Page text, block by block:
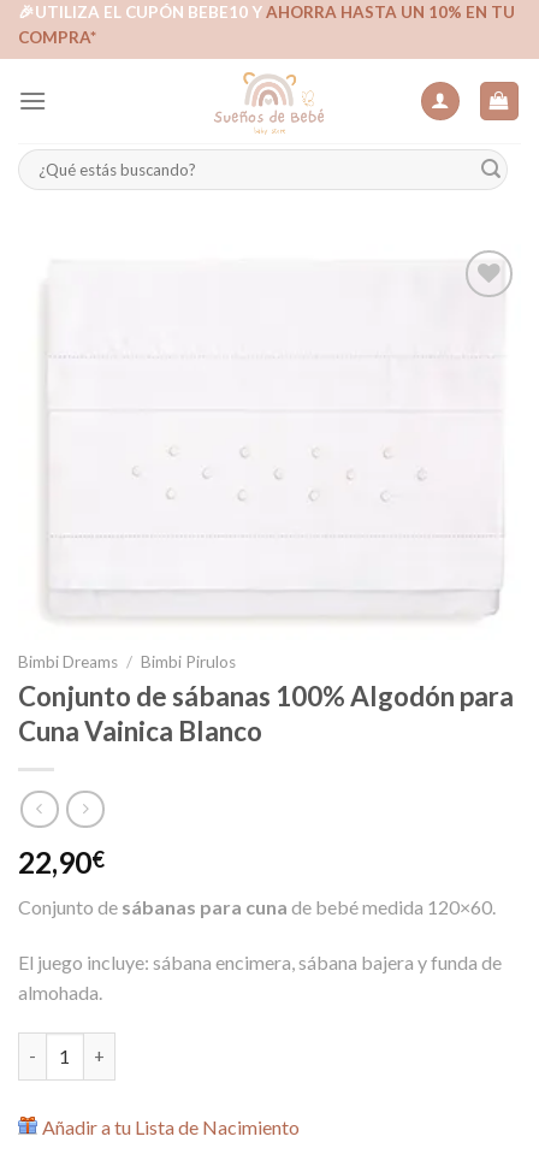
Skip🎉UTILIZA EL CUPÓN BEBE10 YAHORRA HASTA UN 10% EN TU
COMPRA*
Buscar
por:
Bimbi Dreams / Bimbi Pirulos
Conjunto de sábanas 100% Algodón para
Cuna Vainica Blanco
22,90€
Conjunto de sábanas para cuna de bebé medida 120×60.
El juego incluye: sábana encimera, sábana bajera y funda de
almohada.
Añadir a tu Lista de Nacimiento